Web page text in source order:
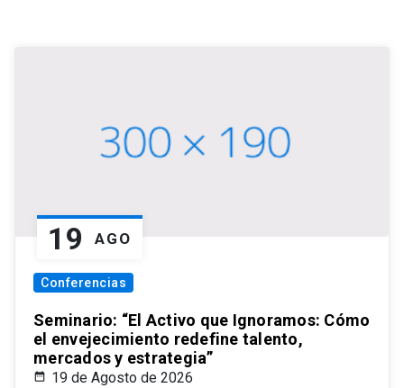
19 AGO
Conferencias
Seminario: “El Activo que Ignoramos: Cómo
el envejecimiento redefine talento,
mercados y estrategia”
19 de Agosto de 2026